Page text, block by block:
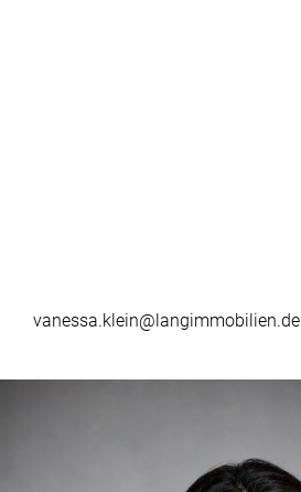
vanessa.klein@langimmobilien.de